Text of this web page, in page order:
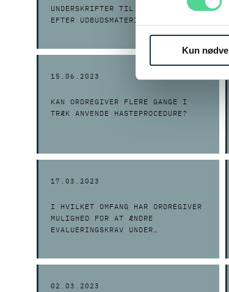
Kun
UNDERSKRIFTER TIL ESPD’ER,
EFTER UDBUDSMATERIALET ER
15.06.2023
KAN ORDREGIVER FLERE GANGE I
TRÆK ANVENDE HASTEPROCEDURE?
17.03.2023
I HVILKET OMFANG HAR ORDREGIVER
MULIGHED FOR AT ÆNDRE
EVALUERINGSKRAV UNDER
02.03.2023